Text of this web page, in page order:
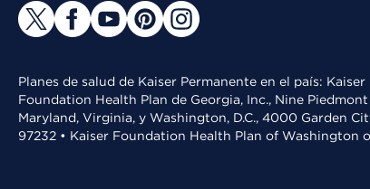
Planes de salud de Kaiser Permanente en el país:
Foundation Health Plan de Georgia, Inc., Nine
Maryland, Virginia, y Washington, D.C., 4000 Garden
97232 • Kaiser Foundation Health Plan of Washington